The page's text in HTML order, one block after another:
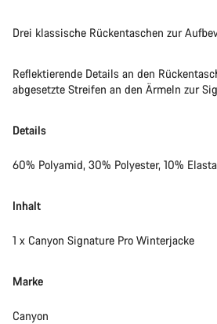
Drei klassische Rückentaschen zur
Reflektierende Details an den
abgesetzte Streifen an den Ärmeln zur
Details
60% Polyamid, 30% Polyester, 10%
Inhalt
1 x Canyon Signature Pro Winterjacke
Marke
Canyon